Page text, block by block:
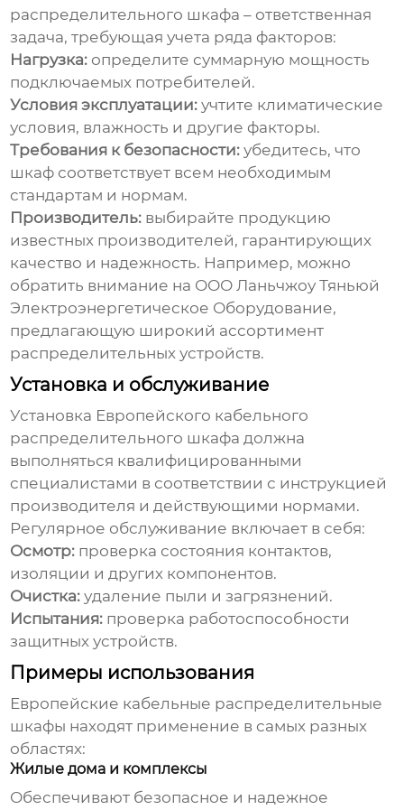
распределительного шкафа – ответственная
задача, требующая учета ряда факторов:
Нагрузка: определите суммарную мощность
подключаемых потребителей.
Условия эксплуатации: учтите климатические
условия, влажность и другие факторы.
Требования к безопасности: убедитесь, что
шкаф соответствует всем необходимым
стандартам и нормам.
Производитель: выбирайте продукцию
известных производителей, гарантирующих
качество и надежность. Например, можно
обратить внимание на ООО Ланьчжоу Тяньюй
Электроэнергетическое Оборудование,
предлагающую широкий ассортимент
распределительных устройств.
Установка и обслуживание
Установка Европейского кабельного
распределительного шкафа должна
выполняться квалифицированными
специалистами в соответствии с инструкцией
производителя и действующими нормами.
Регулярное обслуживание включает в себя:
Осмотр: проверка состояния контактов,
изоляции и других компонентов.
Очистка: удаление пыли и загрязнений.
Испытания: проверка работоспособности
защитных устройств.
Примеры использования
Европейские кабельные распределительные
шкафы находят применение в самых разных
областях:
Жилые дома и комплексы
Обеспечивают безопасное и надежное